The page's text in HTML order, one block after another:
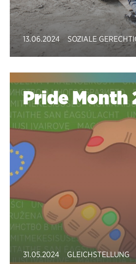
13.06.2024 SOZIALE
Pride Month
31.05.2024 GLEICHSTELLUNG